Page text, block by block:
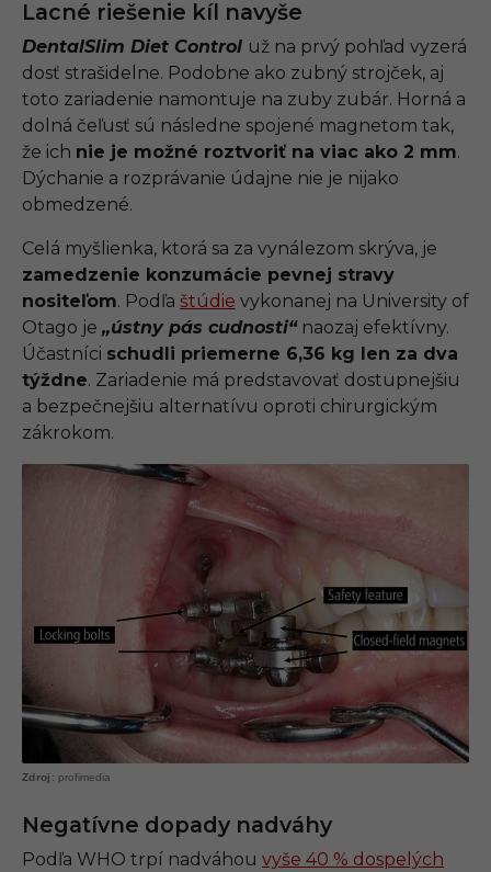
Lacné riešenie kíl navyše
DentalSlim Diet Control už na prvý pohľad vyzerá
dosť strašidelne. Podobne ako zubný strojček, aj
toto zariadenie namontuje na zuby zubár. Horná a
dolná čeľusť sú následne spojené magnetom tak,
že ich nie je možné roztvoriť na viac ako 2 mm.
Dýchanie a rozprávanie údajne nie je nijako
obmedzené.
Celá myšlienka, ktorá sa za vynálezom skrýva, je
zamedzenie konzumácie pevnej stravy
nositeľom. Podľa štúdie vykonanej na University of
Otago je „ústny pás cudnosti“naozaj efektívny.
Účastníci schudli priemerne 6,36 kg len za dva
týždne. Zariadenie má predstavovať dostupnejšiu
a bezpečnejšiu alternatívu oproti chirurgickým
zákrokom.
profimedia
Negatívne dopady nadváhy
Podľa WHO trpí nadváhou vyše 40 % dospelých